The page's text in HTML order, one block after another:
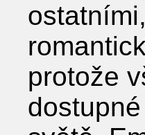
protože